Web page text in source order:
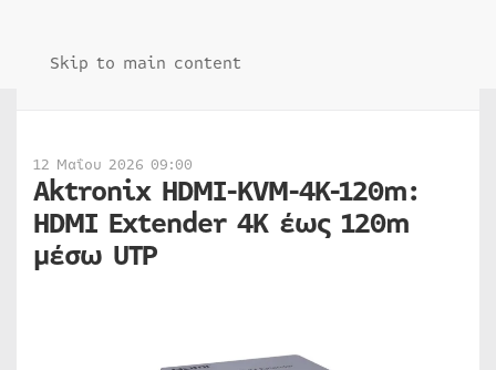
Skip to main content
12 Μαΐου 2026 09:00
Aktronix HDMI-KVM-4K-120m:
HDMI Extender 4K έως 120m
μέσω UTP